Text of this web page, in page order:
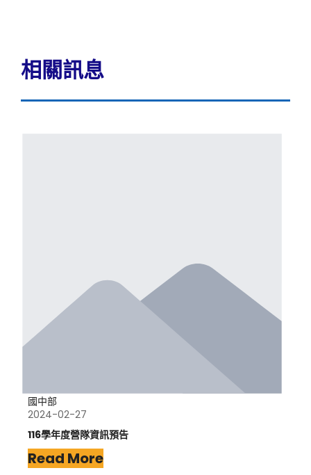
相關訊息
國中部
2024-02-27
116學年度營隊資訊預告
Read More